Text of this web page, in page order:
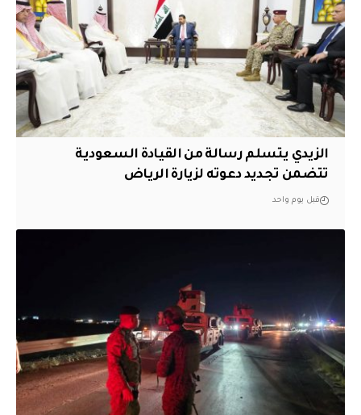
الزيدي يتسلم رسالة من القيادة السعودية
تتضمن تجديد دعوته لزيارة الرياض
قبل يوم واحد